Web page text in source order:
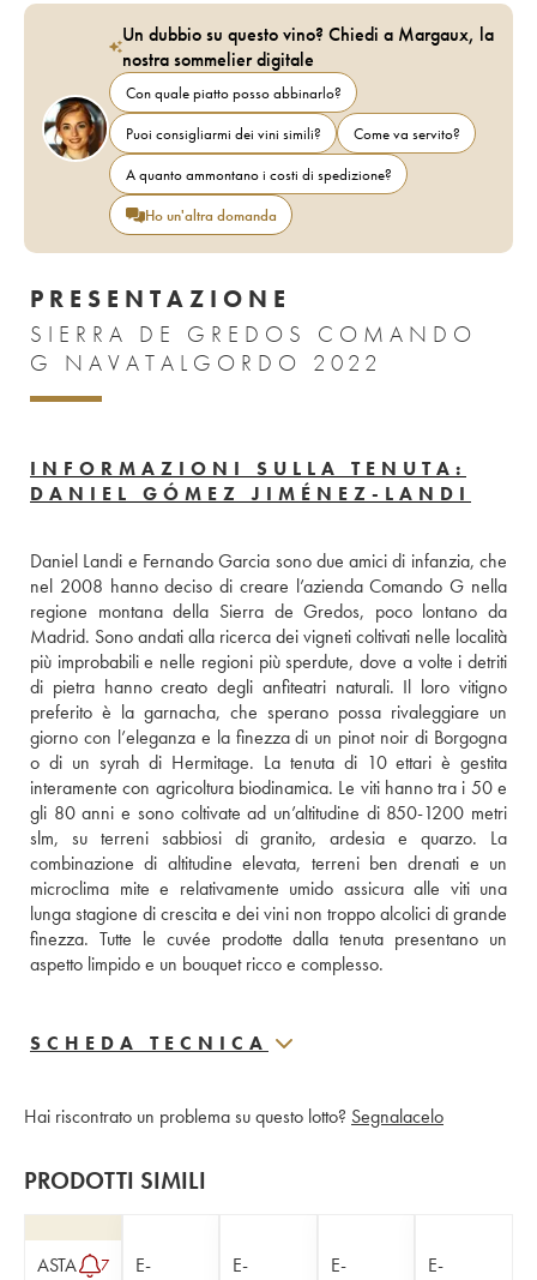
Un dubbio su questo vino? Chiedi a Margaux, la
nostra sommelier digitale
Con quale piatto posso abbinarlo?
Puoi consigliarmi dei vini simili?
Come va servito?
A quanto ammontano i costi di spedizione?
Ho un'altra domanda
PRESENTAZIONE
SIERRA DE GREDOS COMANDO
G NAVATALGORDO 2022
INFORMAZIONI SULLA TENUTA:
DANIEL GÓMEZ JIMÉNEZ-LANDI
Daniel Landi e Fernando Garcia sono due amici di infanzia, che
nel 2008 hanno deciso di creare l’azienda Comando G nella
regione montana della Sierra de Gredos, poco lontano da
Madrid. Sono andati alla ricerca dei vigneti coltivati nelle località
più improbabili e nelle regioni più sperdute, dove a volte i detriti
di pietra hanno creato degli anfiteatri naturali. Il loro vitigno
preferito è la garnacha, che sperano possa rivaleggiare un
giorno con l’eleganza e la finezza di un pinot noir di Borgogna
o di un syrah di Hermitage. La tenuta di 10 ettari è gestita
interamente con agricoltura biodinamica. Le viti hanno tra i 50 e
gli 80 anni e sono coltivate ad un’altitudine di 850-1200 metri
slm, su terreni sabbiosi di granito, ardesia e quarzo. La
combinazione di altitudine elevata, terreni ben drenati e un
microclima mite e relativamente umido assicura alle viti una
lunga stagione di crescita e dei vini non troppo alcolici di grande
finezza. Tutte le cuvée prodotte dalla tenuta presentano un
aspetto limpido e un bouquet ricco e complesso.
SCHEDA TECNICA
Hai riscontrato un problema su questo lotto? Segnalacelo
PRODOTTI SIMILI
ASTA 7
E-
E-
E-
E-